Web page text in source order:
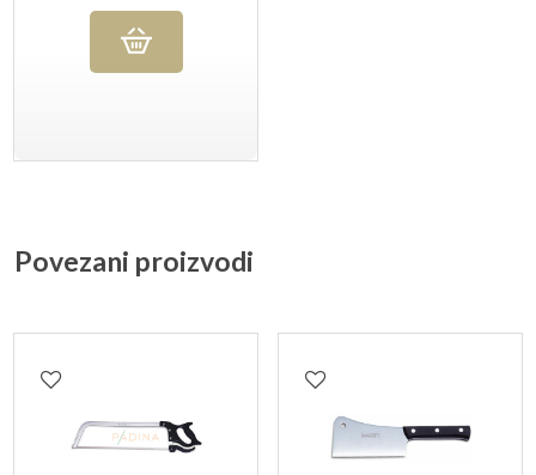
Povezani proizvodi